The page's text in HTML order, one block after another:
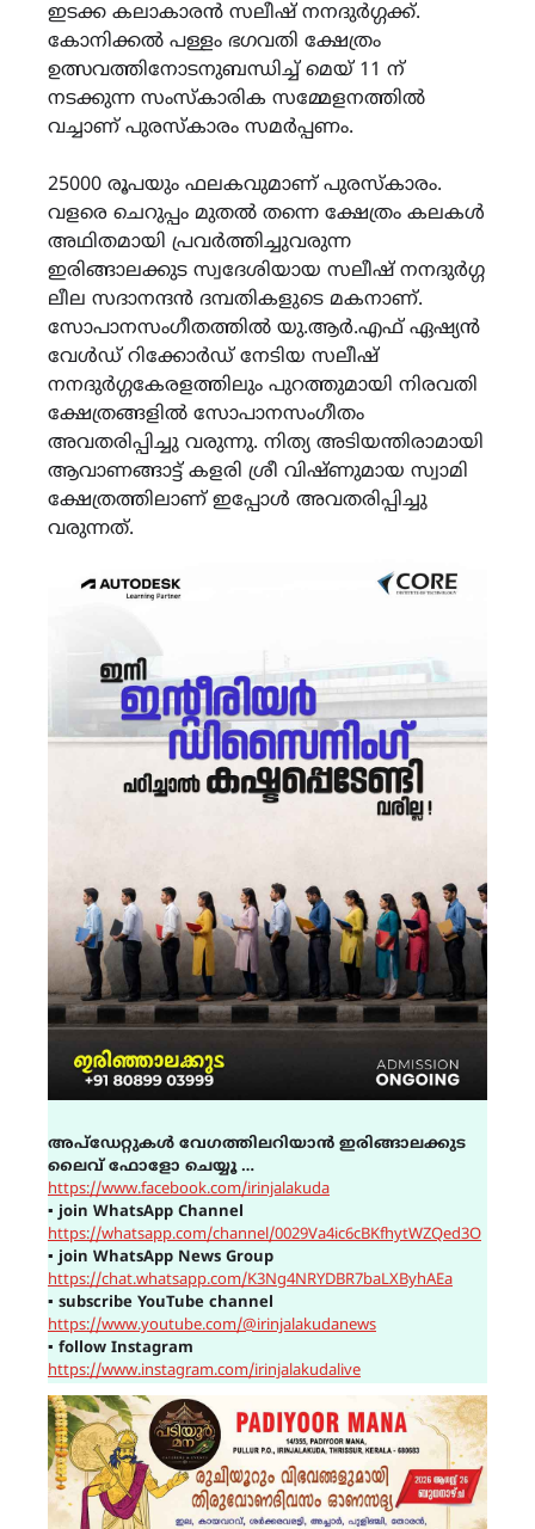
ഇടക്ക കലാകാരൻ സലീഷ് നനദുർഗ്ഗക്ക്.
കോനിക്കൽ പള്ളം ഭഗവതി ക്ഷേത്രം
ഉത്സവത്തിനോടനുബന്ധിച്ച് മെയ് 11 ന്
നടക്കുന്ന സംസ്കാരിക സമ്മേളനത്തിൽ
വച്ചാണ് പുരസ്‌കാരം സമർപ്പണം.
25000 രൂപയും ഫലകവുമാണ് പുരസ്‌കാരം.
വളരെ ചെറുപ്പം മുതൽ തന്നെ ക്ഷേത്രം കലകൾ
അഥിതമായി പ്രവർത്തിച്ചുവരുന്ന
ഇരിങ്ങാലക്കുട സ്വദേശിയായ സലീഷ് നനദുർഗ്ഗ
ലീല സദാനന്ദൻ ദമ്പതികളുടെ മകനാണ്.
സോപാനസംഗീതത്തിൽ യു.ആർ.എഫ് ഏഷ്യൻ
വേൾഡ് റിക്കോർഡ് നേടിയ സലീഷ്
നനദുർഗ്ഗകേരളത്തിലും പുറത്തുമായി നിരവതി
ക്ഷേത്രങ്ങളിൽ സോപാനസംഗീതം
അവതരിപ്പിച്ചു വരുന്നു. നിത്യ അടിയന്തിരാമായി
ആവാണങ്ങാട്ട് കളരി ശ്രീ വിഷ്ണുമായ സ്വാമി
ക്ഷേത്രത്തിലാണ് ഇപ്പോൾ അവതരിപ്പിച്ചു
വരുന്നത്.
അപ്ഡേറ്റുകൾ വേഗത്തിലറിയാൻ ഇരിങ്ങാലക്കുട
ലൈവ് ഫോളോ ചെയ്യൂ …
https://www.facebook.com/irinjalakuda
▪ join WhatsApp Channel
https://whatsapp.com/channel/0029Va4ic6cBKfhytWZQed3O
▪ join WhatsApp News Group
https://chat.whatsapp.com/K3Ng4NRYDBR7baLXByhAEa
▪ subscribe YouTube channel
https://www.youtube.com/@irinjalakudanews
▪ follow Instagram
https://www.instagram.com/irinjalakudalive